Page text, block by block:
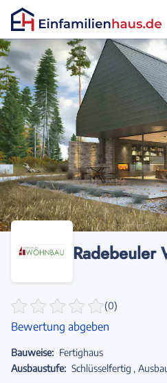
Anmelden
Radebeuler
(0)
Bewertung abgeben
Bauweise: Fertighaus
Ausbaustufe: Schlüsselfertig